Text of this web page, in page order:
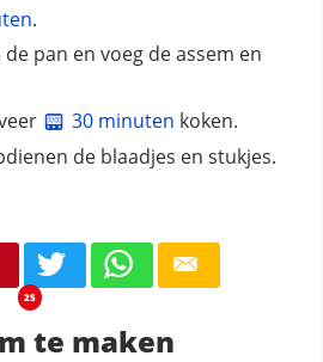
.
pan en voeg de assem en
30 minuten koken.
de blaadjes en stukjes.
25
te maken